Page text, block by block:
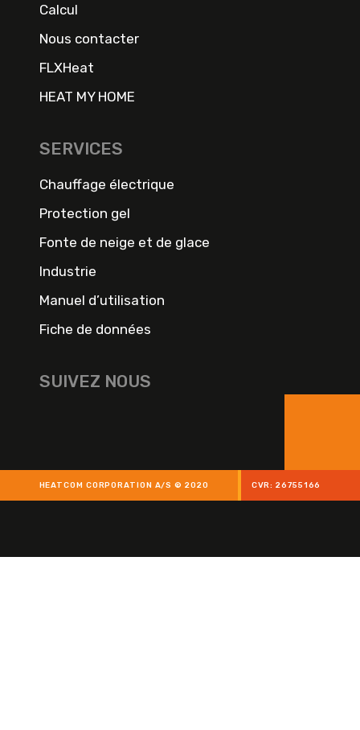
Calcul
Nous contacter
FLXHeat
HEAT MY HOME
SERVICES
Chauffage électrique
Protection gel
Fonte de neige et de glace
Industrie
Manuel d’utilisation
Fiche de données
SUIVEZ NOUS
HEATCOM CORPORATION A/S © 2020 CVR: 26755166